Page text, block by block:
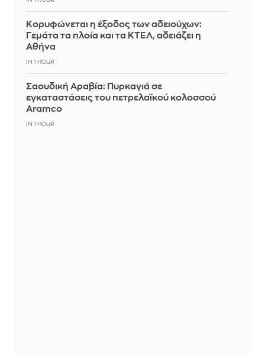
Κορυφώνεται η έξοδος των αδειούχων:
Γεμάτα τα πλοία και τα ΚΤΕΛ, αδειάζει η
Αθήνα
IN 1 HOUR
Σαουδική Αραβία: Πυρκαγιά σε
εγκαταστάσεις του πετρελαϊκού κολοσσού
Aramco
IN 1 HOUR